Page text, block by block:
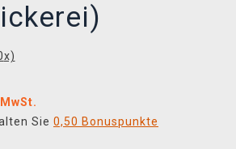
x)
Sie 0,50 Bonuspunkte